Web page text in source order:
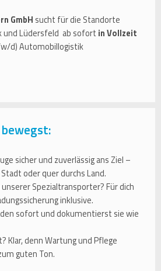
GmbH sucht für die Standorte
und Lüdersfeld ab sofort in Vollzeit
d) Automobillogistik
sicher und zuverlässig ans Ziel –
oder quer durchs Land.
Spezialtransporter? Für dich
inklusive.
sofort und dokumentierst sie wie
Klar, denn Wartung und Pflege
guten Ton.